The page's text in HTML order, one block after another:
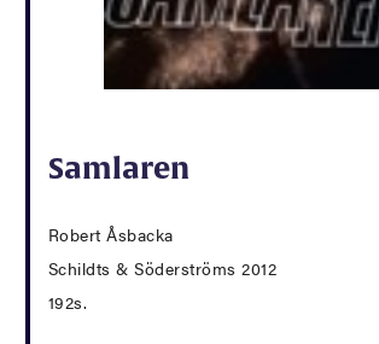
Samlaren
Robert Åsbacka
Schildts & Söderströms 2012
192s.